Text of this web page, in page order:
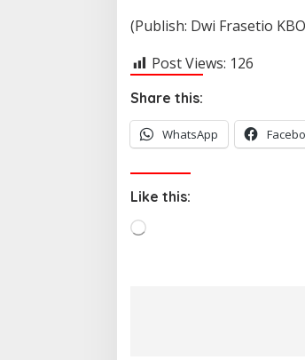
(Publish: Dwi Frasetio
Post Views: 126
Share this:
WhatsApp
Like this: